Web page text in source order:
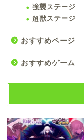
強襲ステージ
超獣ステージ
おすすめページ
おすすめゲーム